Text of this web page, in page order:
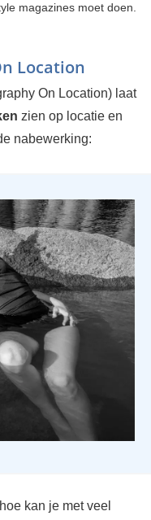
magazines moet doen.
Location
On Location) laat
zien op locatie en
nabewerking:
kan je met veel